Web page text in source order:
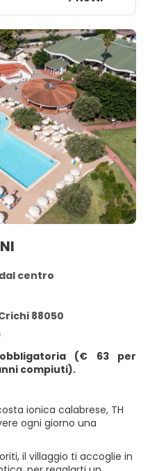
centro
88050
obbligatoria (€ 63 per
compiuti).
ionica calabrese, TH
ogni giorno una
il villaggio ti accoglie in